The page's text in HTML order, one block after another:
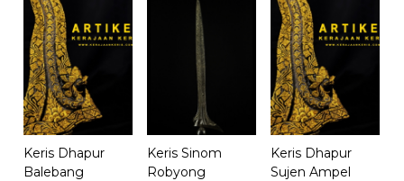
Keris Dhapur
Balebang
Keris Sinom
Robyong
Keris Dhapur
Sujen Ampel